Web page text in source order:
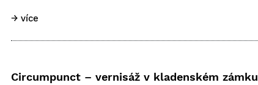
→ více
Circumpunct – vernisáž v kladenském zámku